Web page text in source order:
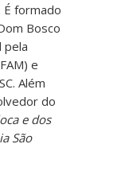
É formado
Bosco
pela
e
Além
do
e dos
São